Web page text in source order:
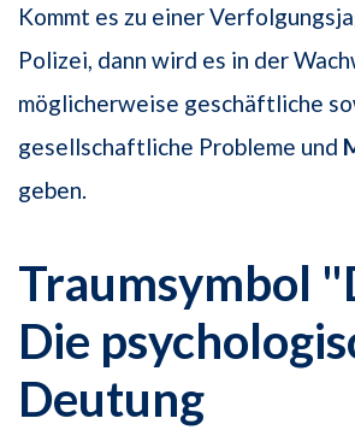
Kommt es zu einer
Polizei, dann wird es in der
möglicherweise geschäftliche
gesellschaftliche Probleme und
geben.
Traumsymbol
Die
Deutung